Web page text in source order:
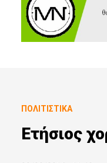
ΠΟΛΙΤΙΣΤΙΚΆ
Ετήσιος